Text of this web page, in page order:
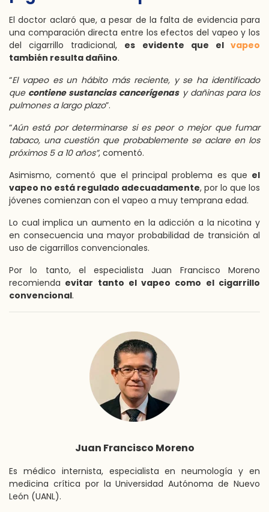
El doctor aclaró que, a pesar de la falta de evidencia para
una comparación directa entre los efectos del vapeo y los
del cigarrillo tradicional, es evidente que elvapeo
también resulta dañino.
“El vapeo es un hábito más reciente, y se ha identificado
que contiene sustancias cancerígenasy dañinas para los
pulmones a largo plazo”.
“Aún está por determinarse si es peor o mejor que fumar
tabaco, una cuestión que probablemente se aclare en los
próximos 5 a 10 años”, comentó.
Asimismo, comentó que el principal problema es que el
vapeo no está regulado adecuadamente, por lo que los
jóvenes comienzan con el vapeo a muy temprana edad.
Lo cual implica un aumento en la adicción a la nicotina y
en consecuencia una mayor probabilidad de transición al
uso de cigarrillos convencionales.
Por lo tanto, el especialista Juan Francisco Moreno
recomienda evitar tanto el vapeo como el cigarrillo
convencional.
Juan Francisco Moreno
Es médico internista, especialista en neumología y en
medicina crítica por la Universidad Autónoma de Nuevo
León (UANL).